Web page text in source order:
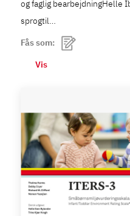
og faglig bearbejdningHelle
sprogtil…
Fås som:
Vis